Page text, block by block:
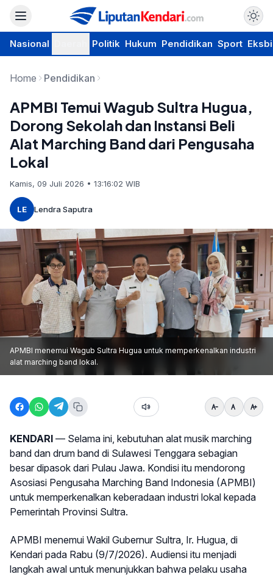
Nasional Politik Hukum Pendidikan Sport
Home Pendidikan
APMBI Temui Wagub Sultra Hugua,
Dorong Sekolah dan Instansi Beli
Alat Marching Band dari Pengusaha
Lokal
Kamis, 09 Juli 2026 • 13:16:02 WIB
LE Lendra Saputra
APMBI menemui Wagub Sultra Hugua untuk memperkenalkan industri
alat marching band lokal.
KENDARI — Selama ini, kebutuhan alat musik marching
band dan drum band di Sulawesi Tenggara sebagian
besar dipasok dari Pulau Jawa. Kondisi itu mendorong
Asosiasi Pengusaha Marching Band Indonesia (APMBI)
untuk memperkenalkan keberadaan industri lokal kepada
Pemerintah Provinsi Sultra.
APMBI menemui Wakil Gubernur Sultra, Ir. Hugua, di
Kendari pada Rabu (9/7/2026). Audiensi itu menjadi
langkah awal untuk menunjukkan bahwa pelaku usaha